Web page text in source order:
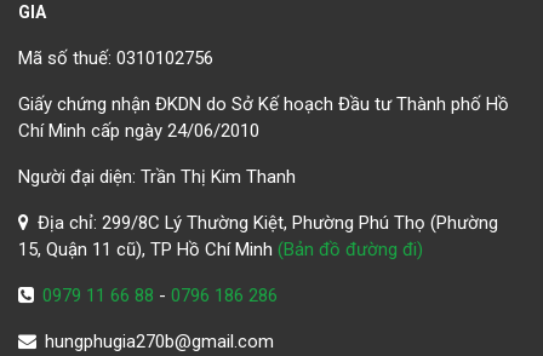
GIA
Mã số thuế: 0310102756
Giấy chứng nhận ĐKDN do Sở Kế hoạch Đầu tư Thành phố Hồ
Chí Minh cấp ngày 24/06/2010
Người đại diện: Trần Thị Kim Thanh
Địa chỉ: 299/8C Lý Thường Kiệt, Phường Phú Thọ (Phường
15, Quận 11 cũ), TP Hồ Chí Minh (Bản đồ đường đi)
0979 11 66 88 - 0796 186 286
hungphugia270b@gmail.com